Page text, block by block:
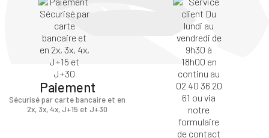
Paiement
Sécurisé par carte bancaire et en
2x, 3x, 4x, J+15 et J+30